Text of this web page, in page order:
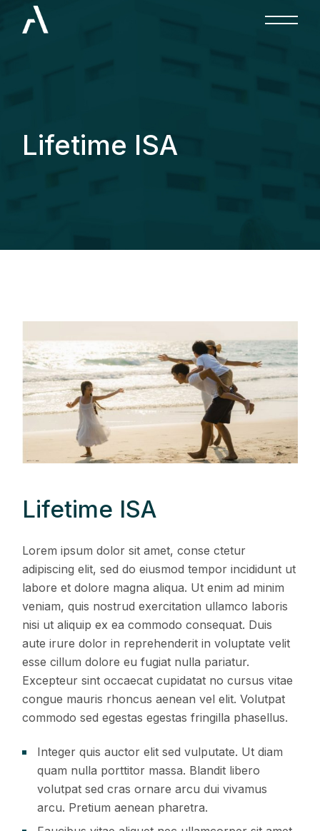
Lifetime ISA
Lifetime ISA
Lorem ipsum dolor sit amet, conse ctetur
adipiscing elit, sed do eiusmod tempor incididunt ut
labore et dolore magna aliqua. Ut enim ad minim
veniam, quis nostrud exercitation ullamco laboris
nisi ut aliquip ex ea commodo consequat. Duis
aute irure dolor in reprehenderit in voluptate velit
esse cillum dolore eu fugiat nulla pariatur.
Excepteur sint occaecat cupidatat no cursus vitae
congue mauris rhoncus aenean vel elit. Volutpat
commodo sed egestas egestas fringilla phasellus.
Integer quis auctor elit sed vulputate. Ut diam
quam nulla porttitor massa. Blandit libero
volutpat sed cras ornare arcu dui vivamus
arcu. Pretium aenean pharetra.